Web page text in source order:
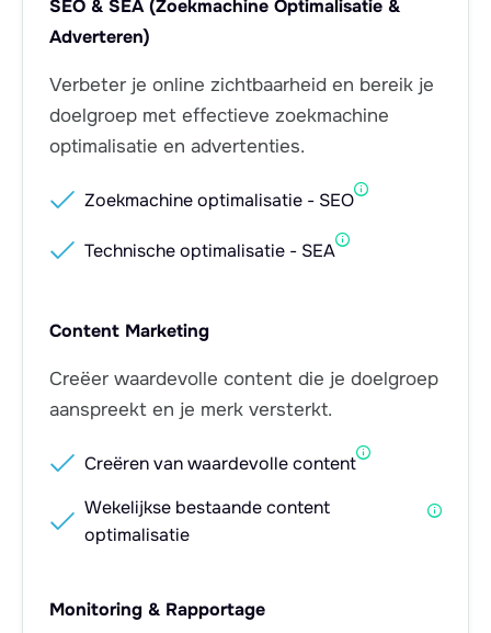
SEO & SEA (Zoekmachine Optimalisatie &
Adverteren)
Verbeter je online zichtbaarheid en bereik je
doelgroep met effectieve zoekmachine
optimalisatie en advertenties.
Zoekmachine optimalisatie - SEO
Technische optimalisatie - SEA
Content Marketing
Creëer waardevolle content die je doelgroep
aanspreekt en je merk versterkt.
Creëren van waardevolle content
Wekelijkse bestaande content
optimalisatie

Monitoring & Rapportage